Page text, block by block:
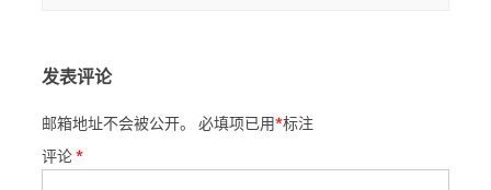
发表评论
邮箱地址不会被公开。 必填项已用*标注
评论*